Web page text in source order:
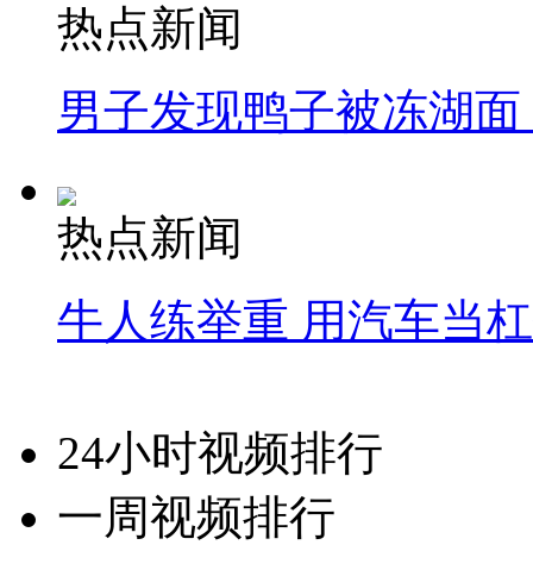
热点新闻
男子发现鸭子被冻湖
热点新闻
牛人练举重 用汽车当
24小时视频排行
一周视频排行